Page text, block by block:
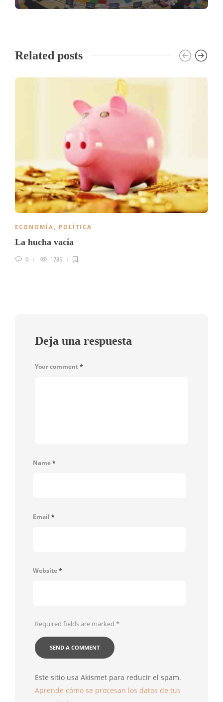
Related posts
ECONOMÍA POLÍTICA
La hucha vacía
0 1785
Deja una respuesta
Your comment*
Name*
Email *
Website*
Required fields are marked *
Este sitio usa Akismet para reducir el spam.
Aprende cómo se procesan los datos de tus